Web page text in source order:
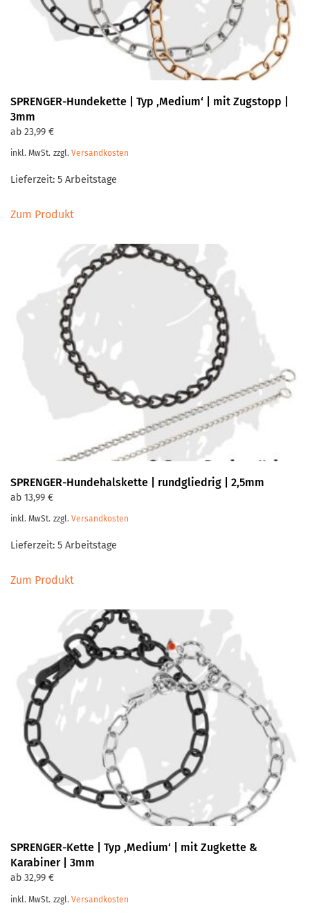
SPRENGER-Hundekette | Typ ‚Medium‘ | mit Zugstopp |
3mm
ab 23,99 €
inkl. MwSt. zzgl. Versandkosten
Lieferzeit: 5 Arbeitstage
Zum ProduktProdukt
mehrere
Varianten
auf.
Die
Optionen
auf
der
Produktseite
gewählt
werden
SPRENGER-Hundehalskette | rundgliedrig | 2,5mm
ab 13,99 €
inkl. MwSt. zzgl. Versandkosten
Lieferzeit: 5 Arbeitstage
Zum ProduktProdukt
mehrere
Varianten
auf.
Die
Optionen
auf
Produktseite
gewählt
werden
SPRENGER-Kette | Typ ‚Medium‘ | mit Zugkette &
Karabiner | 3mm
ab 32,99 €
inkl. MwSt. zzgl. Versandkosten